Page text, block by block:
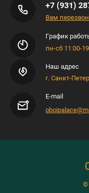
+7 (931)
Вам
График
пн-сб 11:00-
Наш адрес
г. Санкт-
E-mail
©